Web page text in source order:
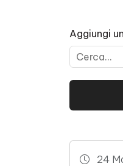
Aggiungi
24